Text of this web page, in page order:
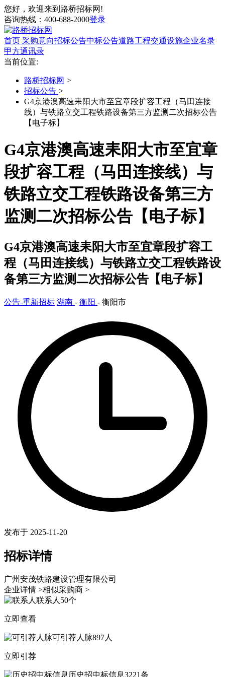
您好，欢迎来到路桥招标网!
咨询热线： 400-688-2000登录
首页 采购意向招标公告中标公告道路工程交通设施企业名录
甲方通讯录
当前位置:
路桥招标网 >
招标公告 >
G4京港澳高速耒阳大市至宜章段扩容工程（马田连接
线）与铁路立交工程铁路设备第三方监测二次招标公告
【电子标】
G4京港澳高速耒阳大市至宜章
段扩容工程（马田连接线）与
铁路立交工程铁路设备第三方
监测二次招标公告【电子标】
G4京港澳高速耒阳大市至宜章段扩容工
程（马田连接线）与铁路立交工程铁路设
备第三方监测二次招标公告【电子标】
公告-重新招标 湖南 - 衡阳 - 衡阳市
发布于 2025-11-20
招标详情
广州安茂铁路建设管理有限公司
企业详情 >相似采购商 >
联系人 50个
立即查看
可引荐人脉897人
立即引荐
历史招中标信息3221条